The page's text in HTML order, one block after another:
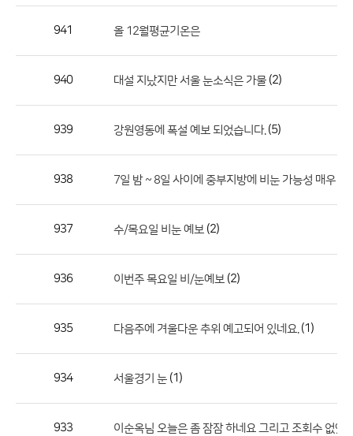
호,
록
공
941 올 12월평균기온은
940 대설 지났지만 서울 눈소식은 가물 (2)
939 강원영동에 폭설 예보 되었습니다. (5)
938 7일 밤 ~ 8일 사이에 중부지방에 비눈 가능성 매우 낮
937 수/목요일 비눈 예보 (2)
936 이번주 목요일 비/눈예보 (2)
935 다음주에 겨울다운 추위 예고되어 있네요. (1)
934 서울경기 눈 (1)
933 이순옥님 오늘은 좀 잠잠 하네요 그리고 조회수 없앴